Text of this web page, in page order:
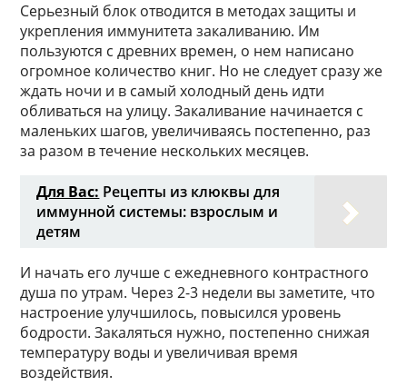
Серьезный блок отводится в методах защиты и
укрепления иммунитета закаливанию. Им
пользуются с древних времен, о нем написано
огромное количество книг. Но не следует сразу же
ждать ночи и в самый холодный день идти
обливаться на улицу. Закаливание начинается с
маленьких шагов, увеличиваясь постепенно, раз
за разом в течение нескольких месяцев.
Для Вас: Рецепты из клюквы для
иммунной системы: взрослым и
детям
И начать его лучше с ежедневного контрастного
душа по утрам. Через 2-3 недели вы заметите, что
настроение улучшилось, повысился уровень
бодрости. Закаляться нужно, постепенно снижая
температуру воды и увеличивая время
воздействия.